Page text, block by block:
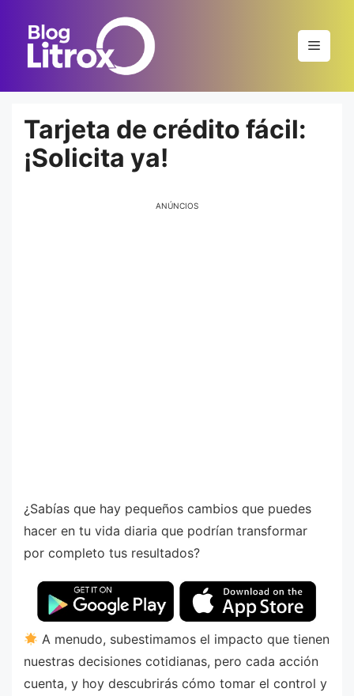
contenido
Menú
Tarjeta de crédito fácil:
¡Solicita ya!
ANÚNCIOS
¿Sabías que hay pequeños cambios que puedes
hacer en tu vida diaria que podrían transformar
por completo tus resultados?
A menudo, subestimamos el impacto que tienen
nuestras decisiones cotidianas, pero cada acción
cuenta, y hoy descubrirás cómo tomar el control y